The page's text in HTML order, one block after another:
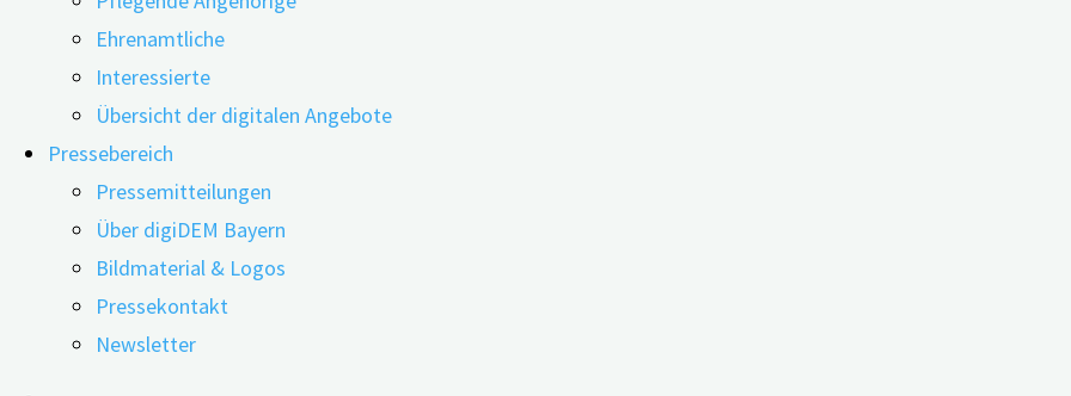
Ehrenamtliche
Interessierte
Übersicht der digitalen Angebote
Pressebereich
Pressemitteilungen
Über digiDEM Bayern
Bildmaterial & Logos
Pressekontakt
Newsletter
Wissenschaftliche Veröffentlichungen berichten von verschiedenen Vor- und Nachteilen der Alzheimer-
Der Arzt und Versorgungsforscher Prof. Dr. med. Elmar Gräßel ist Leiter des Zentrums für Medizinische
Projektleiter von digiDEM Bayern. Basierend auf aktuellen wissenschaftlichen Erkenntnissen wird er im kommenden
Frühdiagnostik vorstellen und darauf hinweisen, wie wichtig diese Argumente für die individuelle
Vortrag gehört auch die wissenschaftliche Bewertung der neuesten pharmakologischen Therapieversprechen zur